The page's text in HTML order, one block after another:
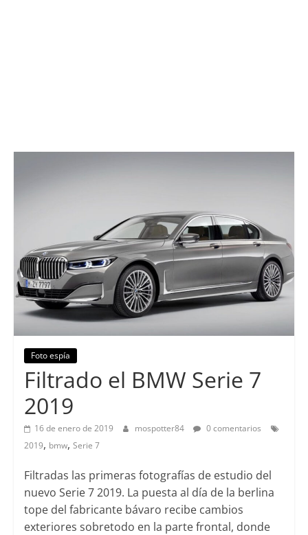
Foto espía
Filtrado el BMW Serie 7
2019
16 de enero de 2019 mospotter84
0 comentarios
2019, bmw, Serie 7
Filtradas las primeras fotografías de estudio del
nuevo Serie 7 2019. La puesta al día de la berlina
tope del fabricante bávaro recibe cambios
exteriores sobretodo en la parte frontal, donde